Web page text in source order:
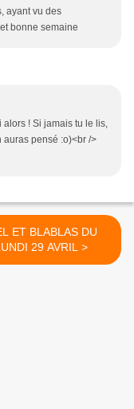
ayant vu des
bonne semaine
alors ! Si jamais tu le lis,
auras pensé :o)<br />
ET BLABLAS DU
LUNDI 29 AVRIL >